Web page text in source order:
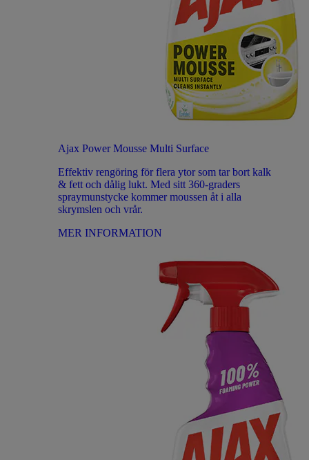
Ajax Power Mousse Multi Surface
Effektiv rengöring för flera ytor som tar bort kalk
& fett och dålig lukt. Med sitt 360-graders
spraymunstycke kommer moussen åt i alla
skrymslen och vrår.
MER INFORMATION